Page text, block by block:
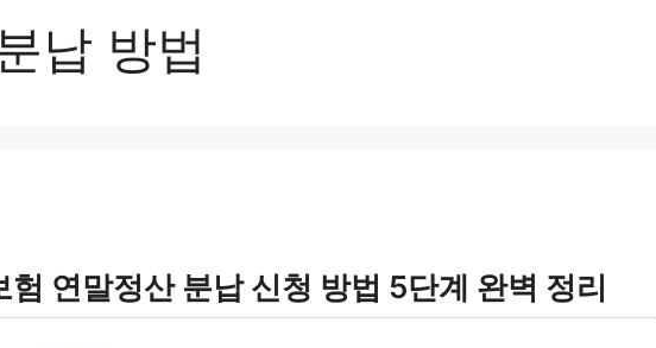
납 방법
연말정산 분납 신청 방법 5단계 완벽 정리